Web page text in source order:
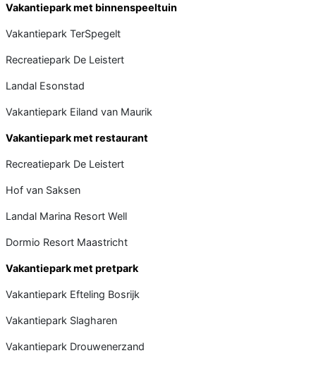
Vakantiepark met binnenspeeltuin
Vakantiepark TerSpegelt
Recreatiepark De Leistert
Landal Esonstad
Vakantiepark Eiland van Maurik
Vakantiepark met restaurant
Recreatiepark De Leistert
Hof van Saksen
Landal Marina Resort Well
Dormio Resort Maastricht
Vakantiepark met pretpark
Vakantiepark Efteling Bosrijk
Vakantiepark Slagharen
Vakantiepark Drouwenerzand